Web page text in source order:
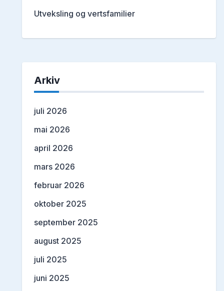
Utveksling og vertsfamilier
Arkiv
juli 2026
mai 2026
april 2026
mars 2026
februar 2026
oktober 2025
september 2025
august 2025
juli 2025
juni 2025